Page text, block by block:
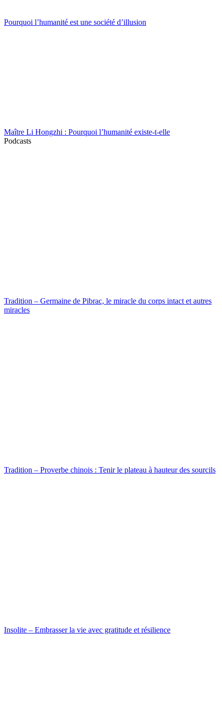
Pourquoi l’humanité est une société d’illusion
Maître Li Hongzhi : Pourquoi l’humanité existe-t-elle
Podcasts
Tradition – Germaine de Pibrac, le miracle du corps intact et autres
miracles
Tradition – Proverbe chinois : Tenir le plateau à hauteur des sourcils
Insolite – Embrasser la vie avec gratitude et résilience